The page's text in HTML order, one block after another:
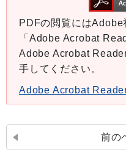
PDFの閲覧にはAdobe
「Adobe Acrobat
Adobe Acrobat
手してください。
Adobe Acrobat
前の